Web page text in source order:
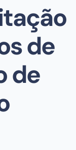
de
de